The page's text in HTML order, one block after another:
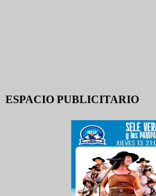
ESPACIO PUBLICITARIO